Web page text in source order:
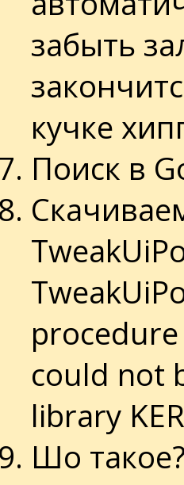
забыть
кучке
Поиск в
could not
library
Шо